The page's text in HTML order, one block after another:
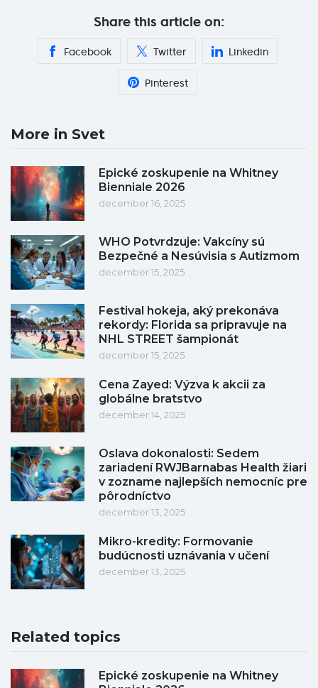
Share this article on:
Facebook Twitter Linkedin
Pinterest
More in Svet
Epické zoskupenie na Whitney
Bienniale 2026
december 16, 2025
WHO Potvrdzuje: Vakcíny sú
Bezpečné a Nesúvisia s Autizmom
december 15, 2025
Festival hokeja, aký prekonáva
rekordy: Florida sa pripravuje na
NHL STREET šampionát
december 15, 2025
Cena Zayed: Výzva k akcii za
globálne bratstvo
december 14, 2025
Oslava dokonalosti: Sedem
zariadení RWJBarnabas Health žiari
v zozname najlepších nemocníc pre
pôrodníctvo
december 13, 2025
Mikro-kredity: Formovanie
budúcnosti uznávania v učení
december 13, 2025
Related topics
Epické zoskupenie na Whitney